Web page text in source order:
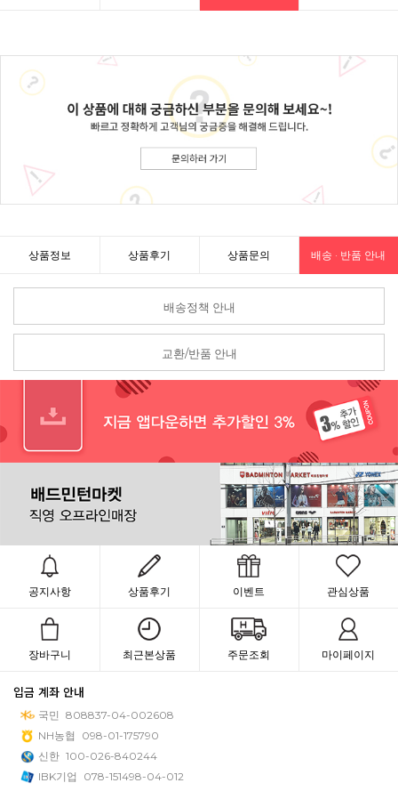
상품정보 상품후기 상품문의 배송 · 반품 안내
배송정책 안내
교환/반품 안내
공지사항 상품후기 이벤트 관심상품
장바구니 최근본상품 주문조회 마이페이지
입금 계좌 안내
국민 808837-04-002608
NH농협
098-01-175790
신한 100-026-840244
IBK기업
078-151498-04-012